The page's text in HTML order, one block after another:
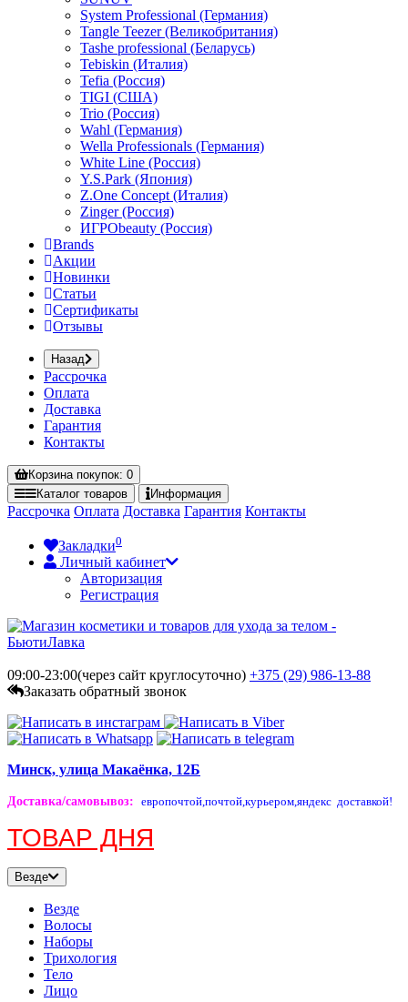
System Professional (Германия)
Tangle Teezer (Великобритания)
Tashe professional (Беларусь)
Tebiskin (Италия)
Tefia (Россия)
TIGI (США)
Trio (Россия)
Wahl (Германия)
Wella Professionals (Германия)
White Line (Россия)
Y.S.Park (Япония)
Z.One Concept (Италия)
Zinger (Россия)
ИГРОbeauty (Россия)
Brands
Акции
Новинки
Статьи
Сертификаты
Отзывы
Назад
Рассрочка
Оплата
Доставка
Гарантия
Контакты
Корзинапокупок: 0
Каталог товаров Информация
Рассрочка Оплата Доставка Гарантия Контакты
Закладки0
Личный кабинет
Авторизация
Регистрация
09:00-23:00(через сайт круглосуточно) +375 (29) 986-13-88
Заказать обратный звонок
Минск, улица Макаёнка, 12Б
Доставка/самовывоз: европочтой,почтой,курьером,яндекс доставкой!
ТОВАР ДНЯ
Везде
Везде
Волосы
Наборы
Трихология
Тело
Лицо